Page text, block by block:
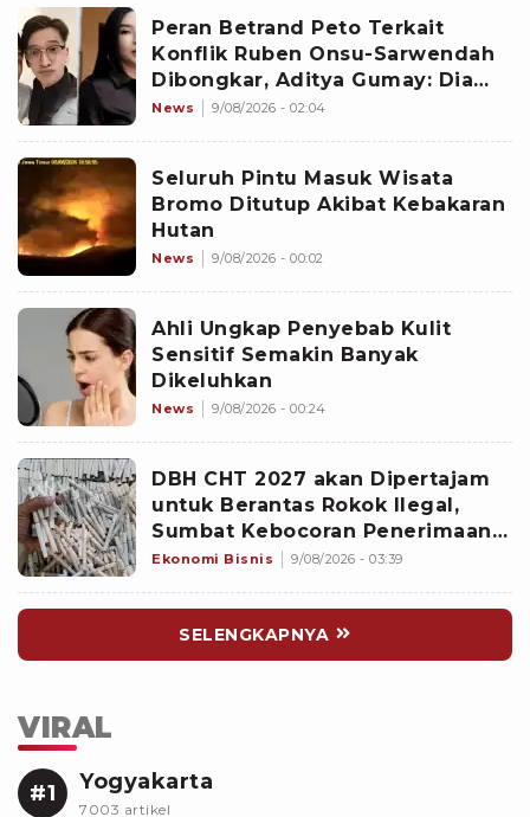
Peran Betrand Peto Terkait
Konflik Ruben Onsu-Sarwendah
Dibongkar, Aditya Gumay: Dia
Pemegang Kartu
News 9/08/2026 - 02:04
Seluruh Pintu Masuk Wisata
Bromo Ditutup Akibat Kebakaran
Hutan
News 9/08/2026 - 00:02
Ahli Ungkap Penyebab Kulit
Sensitif Semakin Banyak
Dikeluhkan
News 9/08/2026 - 00:24
DBH CHT 2027 akan Dipertajam
untuk Berantas Rokok Ilegal,
Sumbat Kebocoran Penerimaan
Negara
Ekonomi Bisnis 9/08/2026 - 03:39
SELENGKAPNYA
VIRAL
#1 Yogyakarta
7003 artikel